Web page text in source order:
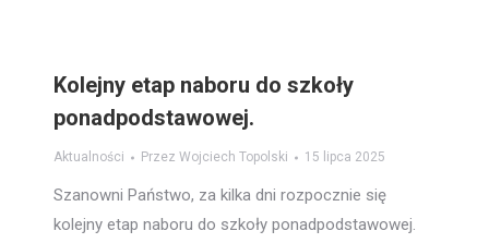
Kolejny etap naboru do szkoły
ponadpodstawowej.
Aktualności PrzezWojciech Topolski 15 lipca 2025
Szanowni Państwo, za kilka dni rozpocznie się
kolejny etap naboru do szkoły ponadpodstawowej.